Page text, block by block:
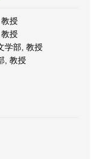
授
授
学部, 教授
, 教授